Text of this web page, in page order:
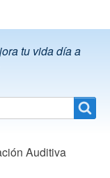
tu vida día a
Auditiva